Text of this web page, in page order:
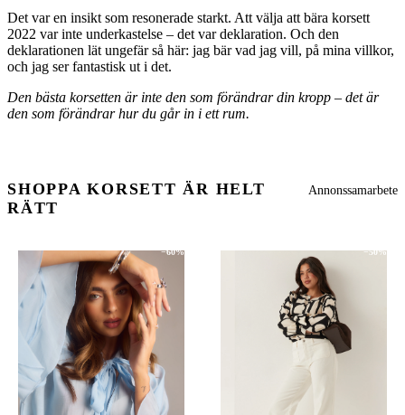
Det var en insikt som resonerade starkt. Att välja att bära korsett
2022 var inte underkastelse – det var deklaration. Och den
deklarationen lät ungefär så här: jag bär vad jag vill, på mina villkor,
och jag ser fantastisk ut i det.
Den bästa korsetten är inte den som förändrar din kropp – det är
den som förändrar hur du går in i ett rum.
SHOPPA KORSETT ÄR HELT
RÄTT
Annonssamarbete
−60% −50%